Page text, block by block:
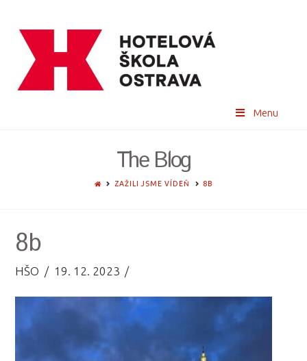
Menu
The Blog
HOMEZAŽILI JSME VÍDEŇ 8B
8b
HŠO 19. 12. 2023